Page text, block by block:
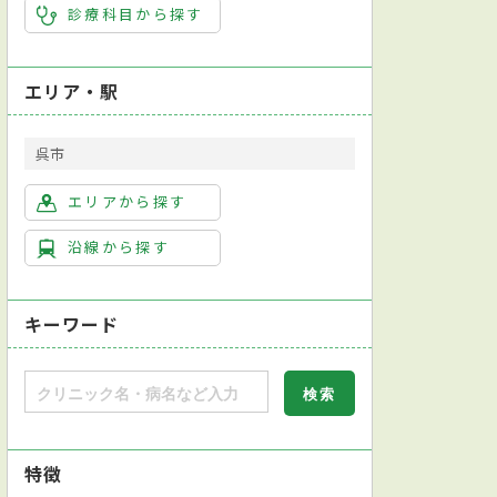
診療科目から探す
エリア・駅
呉市
エリアから探す
沿線から探す
キーワード
特徴